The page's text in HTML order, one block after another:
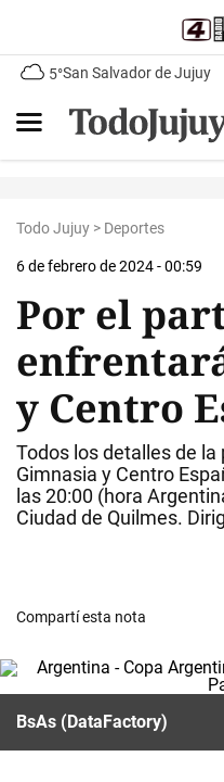
5°San Salvador de Jujuy
Todo Jujuy > Deportes
6 de febrero de 2024 - 00:59
Por el
y Centro
Todos los detalles de
Gimnasia y Centro
las 20:00 (hora
Ciudad de Quilmes.
Compartí esta nota
BsAs (DataFactory)